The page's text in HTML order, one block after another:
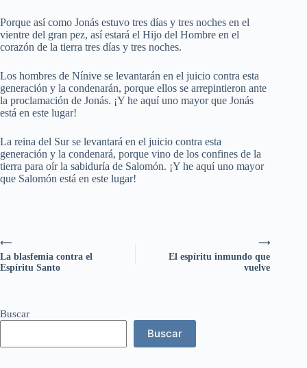
Porque así como Jonás estuvo tres días y tres noches en el
vientre del gran pez, así estará el Hijo del Hombre en el
corazón de la tierra tres días y tres noches.
Los hombres de Nínive se levantarán en el juicio contra esta
generación y la condenarán, porque ellos se arrepintieron ante
la proclamación de Jonás. ¡Y he aquí uno mayor que Jonás
está en este lugar!
La reina del Sur se levantará en el juicio contra esta
generación y la condenará, porque vino de los confines de la
tierra para oír la sabiduría de Salomón. ¡Y he aquí uno mayor
que Salomón está en este lugar!
⟶
El espíritu inmundo que
vuelve
⟵
La blasfemia contra el
Espíritu Santo
Buscar
Buscar